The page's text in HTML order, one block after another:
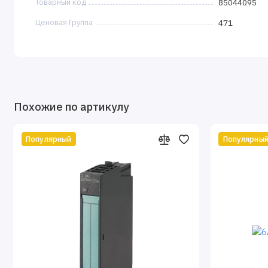
Товарный код 85044095
Ценовая Группа 471
Похожие по артикулу
Популярный Популярный